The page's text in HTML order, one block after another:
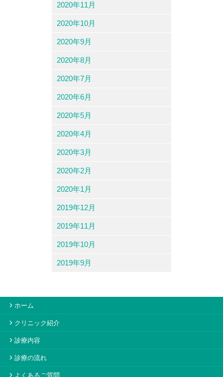
2020年11月
2020年10月
2020年9月
2020年8月
2020年7月
2020年6月
2020年5月
2020年4月
2020年3月
2020年2月
2020年1月
2019年12月
2019年11月
2019年10月
2019年9月
ホーム
クリニック紹介
診療内容
診療の流れ
よくあるご質問